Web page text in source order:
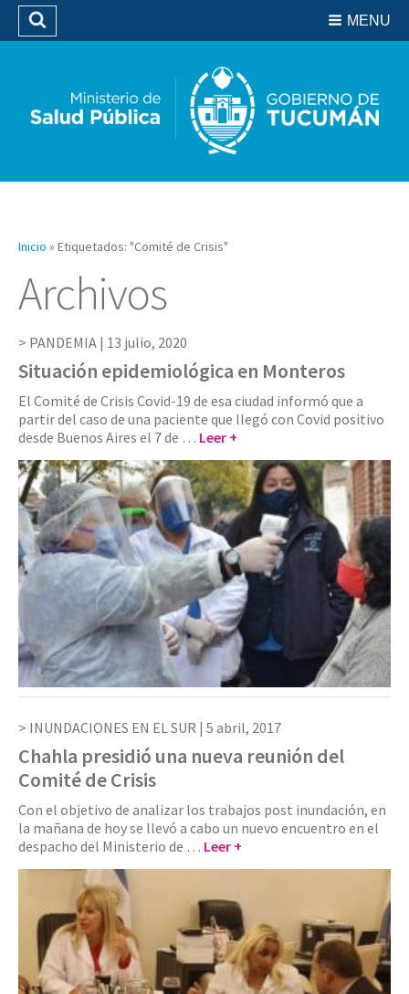
Biblioteca
MENU
Buscar
Inicio » Etiquetados: "Comité de Crisis"
Archivos
PANDEMIA | 13 julio, 2020
Situación epidemiológica en Monteros
El Comité de Crisis Covid-19 de esa ciudad informó que a
partir del caso de una paciente que llegó con Covid positivo
desde Buenos Aires el 7 de … Leer +
INUNDACIONES EN EL SUR | 5 abril, 2017
Chahla presidió una nueva reunión del
Comité de Crisis
Con el objetivo de analizar los trabajos post inundación, en
la mañana de hoy se llevó a cabo un nuevo encuentro en el
despacho del Ministerio de … Leer +